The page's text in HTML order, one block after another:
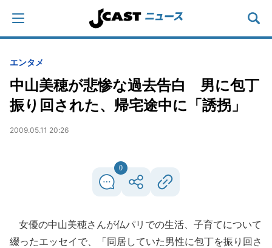
エンタメ
中山美穂が悲惨な過去告白 男に包丁
振り回された、帰宅途中に「誘拐」
2009.05.11 20:26
0
女優の中山美穂さんが仏パリでの生活、子育てについて
綴ったエッセイで、「同居していた男性に包丁を振り回さ